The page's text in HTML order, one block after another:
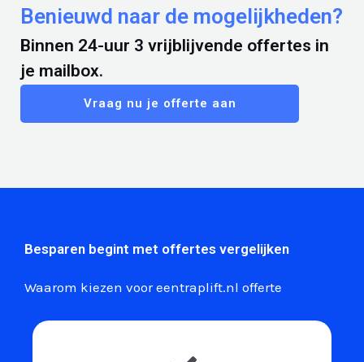
Benieuwd naar de mogelijkheden?
Binnen 24-uur 3 vrijblijvende offertes in
je mailbox.
Vraag nu je offerte aan
Besparen begint met offertes vergelijken
Waarom kiezen voor eentraplift.nl offerte